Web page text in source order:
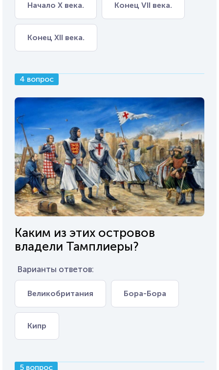
Начало X века. Конец VII века.
Конец XII века.
4 вопрос
Каким из этих островов
владели Тамплиеры?
Варианты ответов:
Великобритания Бора-Бора
Кипр
5 вопрос